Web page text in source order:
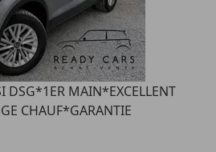
DSG*1ER MAIN*EXCELLENT
CHAUF*GARANTIE